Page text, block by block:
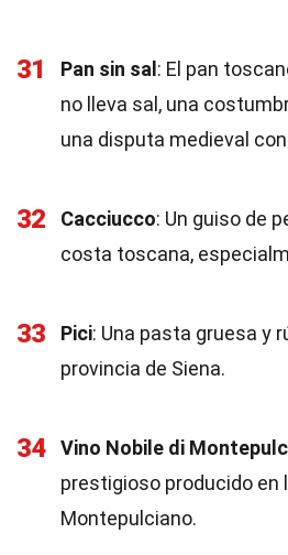
31 Pan sin sal : El pan
no lleva sal, una
una disputa medieval
32 Cacciucco: Un guiso de
costa toscana,
33 Pici: Una pasta gruesa y
provincia de Siena.
34 Vino Nobile di
prestigioso producido en
Montepulciano.